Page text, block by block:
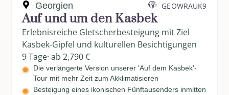
Georgien GEOWRAUK9
Auf und um den Kasbek
Erlebnisreiche Gletscherbesteigung mit Ziel
Kasbek-Gipfel und kulturellen Besichtigungen
9 Tage· ab 2,790 €
Die verlängerte Version unserer 'Auf dem Kasbek'-
Tour mit mehr Zeit zum Akklimatisieren
Besteigung eines ikonischen Fünftausenders inmitten